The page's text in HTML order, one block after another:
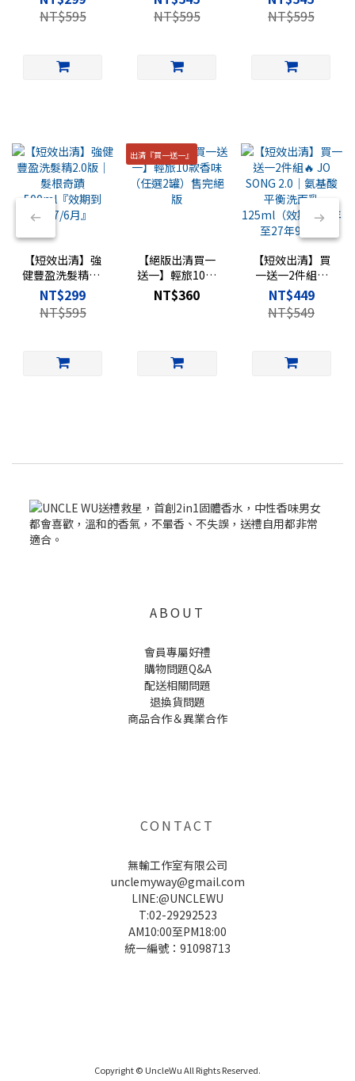
500ml『效期到
2027/6月』
NT$595
500ml
NT$595
質 500ml
NT$595
【短效出清】強
健豐盈洗髮精2.0
版｜髮根奇蹟
500ml『效期到
2027/6月』
NT$299
NT$595
出清『買一送一』
【絕版出清買一
送一】輕旅10款
香味（任選2罐）
售完絕版
NT$360
【短效出清】買
一送一2件組🔥
JO SONG 2.0｜氨
基酸平衡洗面乳
125ml（效期剩
NT$449
NT$549
ABOUT
會員專屬好禮
購物問題Q&A
配送相關問題
退換貨問題
商品合作＆異業合作
CONTACT
無輸工作室有限公司
unclemyway@gmail.com
LINE:@UNCLEWU
T:02-29292523
AM10:00至PM18:00
統一編號：91098713
Copyright © UncleWu All Rights Reserved.